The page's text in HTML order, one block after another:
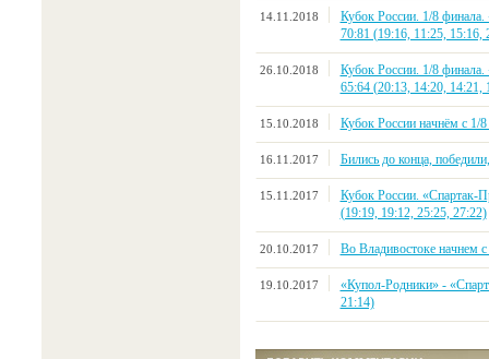
14.11.2018
Кубок России. 1/8
70:81 (19:16, 11:25, 15:16,
26.10.2018
Кубок России. 1/8
65:64 (20:13, 14:20, 14:21,
15.10.2018 Кубок России начнём с 1/
16.11.2017 Бились до конца,
15.11.2017
Кубок России. «Спартак-
(19:19, 19:12, 25:25, 27:22)
20.10.2017 Во Владивостоке начнем
19.10.2017
«Купол-Родники» -
21:14)